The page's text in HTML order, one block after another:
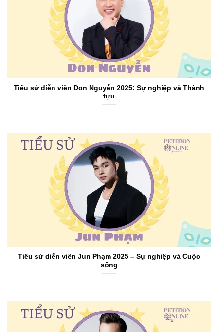
Tiểu sử diễn viên Don Nguyễn 2025: Sự nghiệp và Thành
tựu
Tiểu sử diễn viên Jun Phạm 2025 – Sự nghiệp và Cuộc
sống